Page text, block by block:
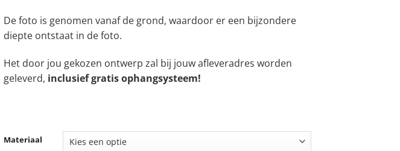
De foto is genomen vanaf de grond, waardoor er een bijzondere
diepte ontstaat in de foto.
Het door jou gekozen ontwerp zal bij jouw afleveradres worden
geleverd, inclusief gratis ophangsysteem!
Materiaal